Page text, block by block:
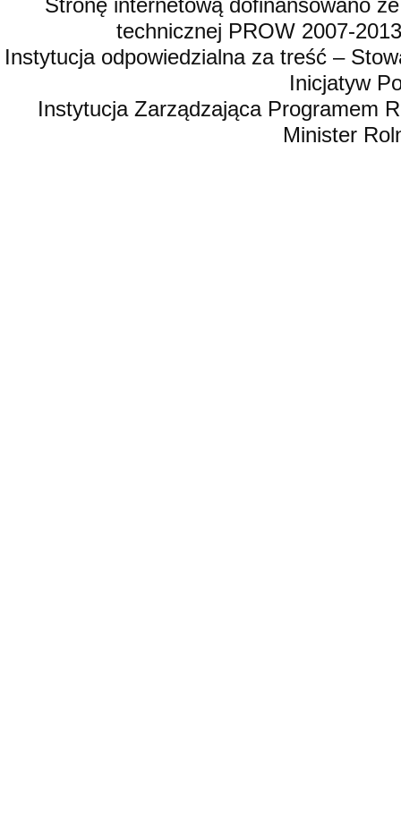
Stronę internetową dofinansowano
technicznej PROW 2007-
Instytucja odpowiedzialna za treść –
Inicjatyw
Instytucja Zarządzająca Programem
Minister